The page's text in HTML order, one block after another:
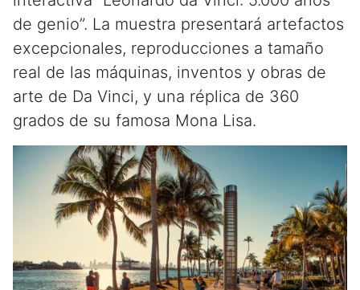
de genio”. La muestra presentará artefactos
excepcionales, reproducciones a tamaño
real de las máquinas, inventos y obras de
arte de Da Vinci, y una réplica de 360
grados de su famosa Mona Lisa.